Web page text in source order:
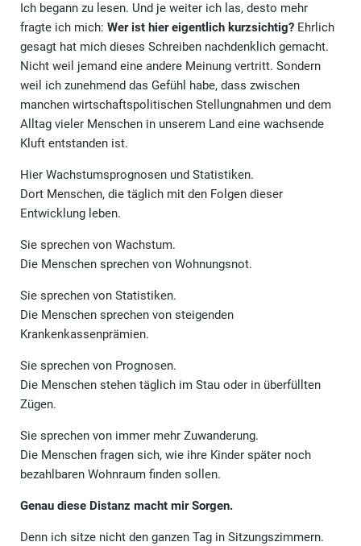
Ich begann zu lesen. Und je weiter ich las, desto mehr
fragte ich mich: Wer ist hier eigentlich kurzsichtig? Ehrlich
gesagt hat mich dieses Schreiben nachdenklich gemacht.
Nicht weil jemand eine andere Meinung vertritt. Sondern
weil ich zunehmend das Gefühl habe, dass zwischen
manchen wirtschaftspolitischen Stellungnahmen und dem
Alltag vieler Menschen in unserem Land eine wachsende
Kluft entstanden ist.
Hier Wachstumsprognosen und Statistiken.
Dort Menschen, die täglich mit den Folgen dieser
Entwicklung leben.
Sie sprechen von Wachstum.
Die Menschen sprechen von Wohnungsnot.
Sie sprechen von Statistiken.
Die Menschen sprechen von steigenden
Krankenkassenprämien.
Sie sprechen von Prognosen.
Die Menschen stehen täglich im Stau oder in überfüllten
Zügen.
Sie sprechen von immer mehr Zuwanderung.
Die Menschen fragen sich, wie ihre Kinder später noch
bezahlbaren Wohnraum finden sollen.
Genau diese Distanz macht mir Sorgen.
Denn ich sitze nicht den ganzen Tag in Sitzungszimmern.